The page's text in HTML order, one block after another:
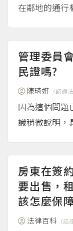
在鄰地的通行
詳細說明：
發揮土地價值
來，指沒有對
管理委員
民證嗎?
陳琦姸 （認證
因為這個問題
識稍微說明，
寓大廈區分所
料），諮詢
以只要求社區
房東在簽
要出售，
該怎麼保
法律百科 （認